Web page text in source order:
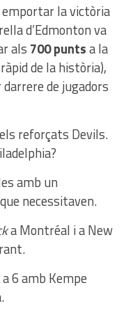
emportar la victòria
d’Edmonton va
als 700 puntsa la
de la història),
de jugadors
reforçats Devils.
amb un
necessitaven.
a Montréal i a New
6 amb Kempe